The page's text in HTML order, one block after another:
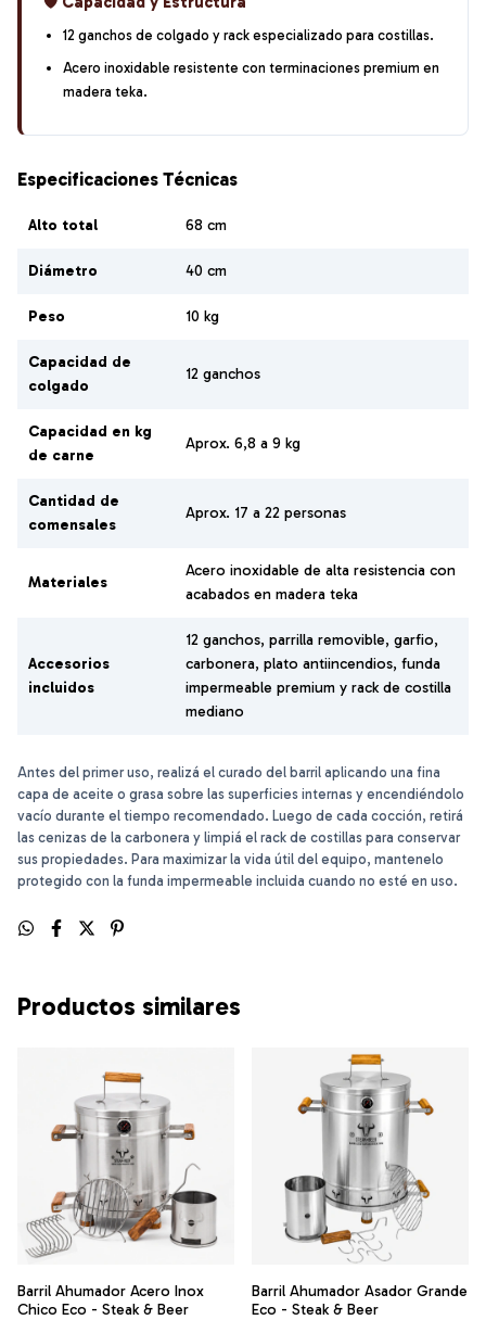
12 ganchos de colgado y rack especializado para costillas.
Acero inoxidable resistente con terminaciones premium en
madera teka.
Especificaciones Técnicas
Alto total 68 cm
Diámetro 40 cm
Peso 10 kg
Capacidad de
colgado
12 ganchos
Capacidad en kg
de carne
Aprox. 6,8 a 9 kg
Cantidad de
comensales
Aprox. 17 a 22 personas
Materiales
Acero inoxidable de alta resistencia con
acabados en madera teka
Accesorios
incluidos
12 ganchos, parrilla removible, garfio,
carbonera, plato antiincendios, funda
impermeable premium y rack de costilla
mediano
Antes del primer uso, realizá el curado del barril aplicando una fina
capa de aceite o grasa sobre las superficies internas y encendiéndolo
vacío durante el tiempo recomendado. Luego de cada cocción, retirá
las cenizas de la carbonera y limpiá el rack de costillas para conservar
sus propiedades. Para maximizar la vida útil del equipo, mantenelo
protegido con la funda impermeable incluida cuando no esté en uso.
Productos similares
Barril Ahumador Acero Inox
Chico Eco - Steak & Beer
Barril Ahumador Asador Grande
Eco - Steak & Beer